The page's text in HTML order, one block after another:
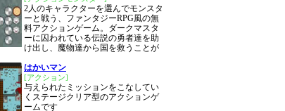
2人のキャラクターを選んでモンスタ
ーと戦う、ファンタジーRPG風の無
料アクションゲーム。ダークマスタ
ーに囚われている伝説の勇者達を助
け出し、魔物達から国を救うことが
はかいマン
[アクション]
与えられたミッションをこなしてい
くステージクリア型のアクションゲ
ームです